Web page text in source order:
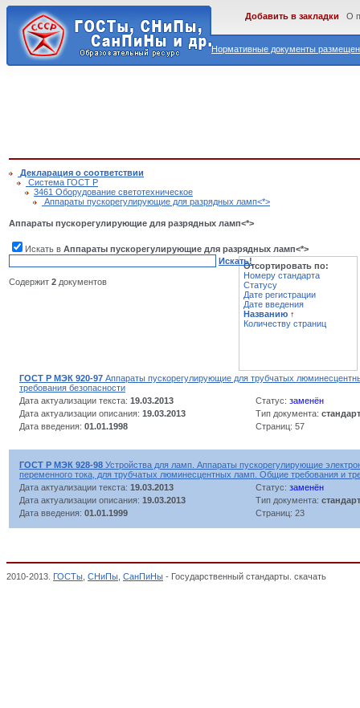
Нормативные документы
Добавить в закладки О
Декларация о соответствии
Cистема ГОСТ Р
3461 Оборудование светотехническое
Аппараты пускорегулирующие для разрядных ламп<*>
Аппараты пускорегулирующие для разрядных ламп<*>
Искать в Аппараты пускорегулирующие для разрядных ламп<*>
Искать!
Содержит 2 документов
Отсортировать по:
Номеру стандарта
Статусу
Дате регистрации
Дате введения
Названию ↑
Количеству страниц
ГОСТ Р МЭК 920-97 Аппараты пускорегулирующие для трубчатых
требования безопасности
Дата актуализации текста: 19.03.2013 Статус: заменён
Дата актуализации описания: 19.03.2013 Тип документа: стандарт
Дата введения: 01.01.1998 Страниц: 57
ГОСТ Р МЭК 928-98 Устройства для ламп. Аппараты пускорегулирующие
переменного тока, для трубчатых люминесцентных ламп. Общие требования и
Дата актуализации текста: 19.03.2013 Статус: заменён
Дата актуализации описания: 19.03.2013 Тип документа: стандарт
Дата введения: 01.01.1999 Страниц: 23
2010-2013. ГОСТы СНиПы СанПиНы - Государственный стандарты. скачать